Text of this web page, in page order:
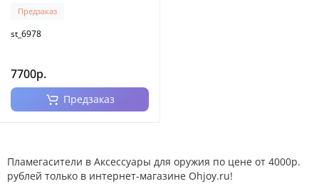
Предзаказ
st_6978
7700р.
Предзаказ
Пламегасители в Аксессуары для оружия по цене от 4000р.
рублей только в интернет-магазине Ohjoy.ru!